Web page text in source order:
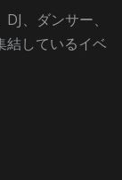
、ダンサー、
結しているイベ